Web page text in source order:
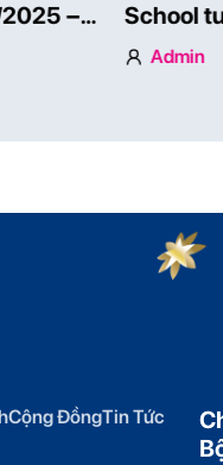
–
School
Phần 2
Admin
Cộng ĐồngTin Tức